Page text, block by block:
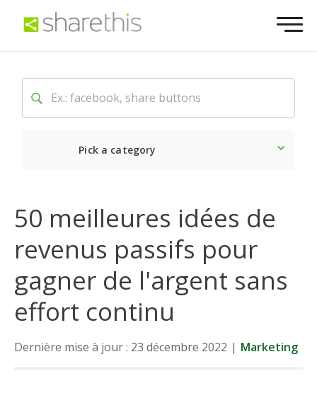
Pick a category
50 meilleures idées de
revenus passifs pour
gagner de l'argent sans
effort continu
Dernière mise à jour : 23 décembre 2022 | Marketing